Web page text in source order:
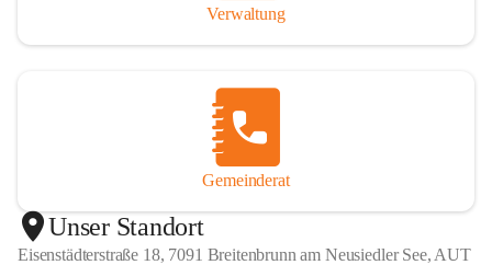
Verwaltung
Gemeinderat
Unser Standort
Eisenstädterstraße 18, 7091 Breitenbrunn am Neusiedler See, AUT